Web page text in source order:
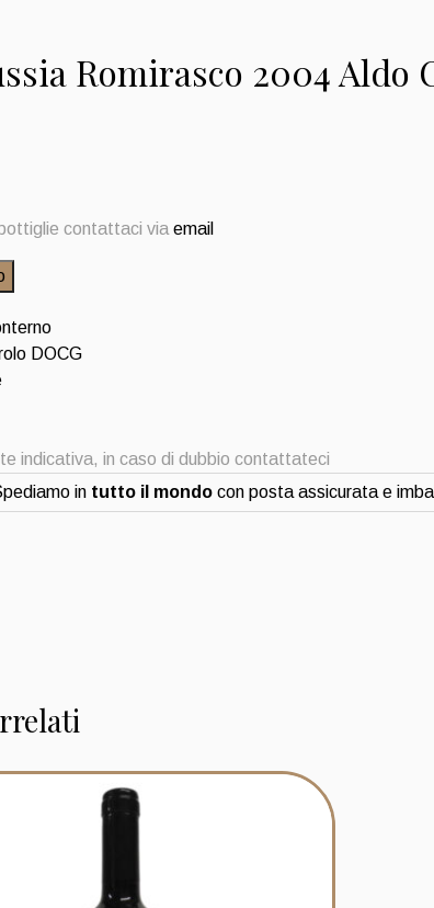
Romirasco 2004 Aldo
contattaci via email
DOCG
indicativa, in caso di dubbio contattateci
in tutto il mondocon posta assicurata e